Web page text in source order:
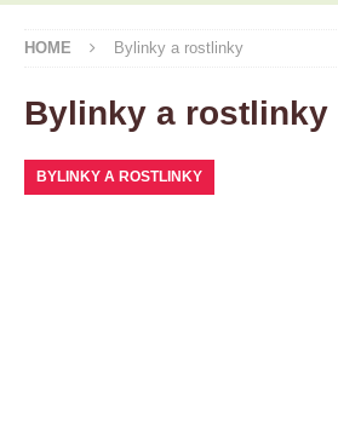
HOME Bylinky a rostlinky
Bylinky a rostlinky
BYLINKY A ROSTLINKY